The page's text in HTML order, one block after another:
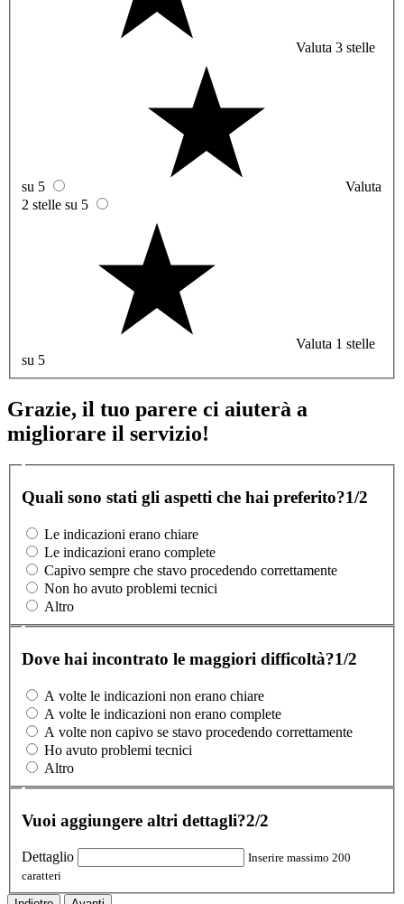
Valuta 3 stelle
su 5
Valuta
2 stelle su 5
Valuta 1 stelle
su 5
Grazie, il tuo parere ci aiuterà a
migliorare il servizio!
Quali sono stati gli aspetti che hai preferito?1/2
Le indicazioni erano chiare
Le indicazioni erano complete
Capivo sempre che stavo procedendo correttamente
Non ho avuto problemi tecnici
Altro
Dove hai incontrato le maggiori difficoltà?1/2
A volte le indicazioni non erano chiare
A volte le indicazioni non erano complete
A volte non capivo se stavo procedendo correttamente
Ho avuto problemi tecnici
Altro
Vuoi aggiungere altri dettagli?2/2
Dettaglio
Inserire massimo 200
caratteri